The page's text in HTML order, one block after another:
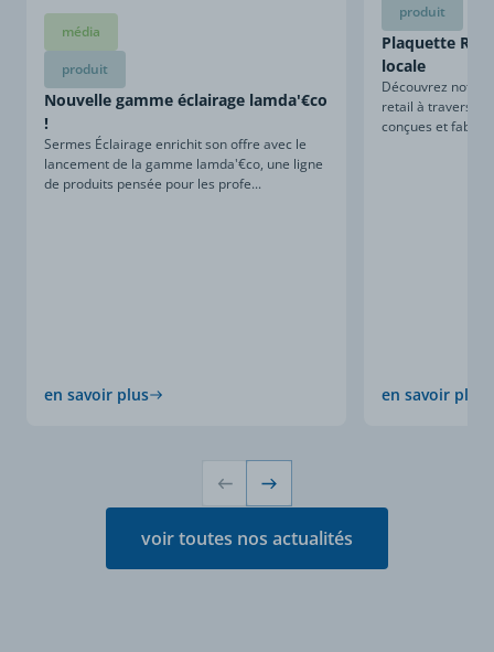
média
produit
Nouvelle gamme éclairage lamda'€co
!
Sermes Éclairage enrichit son offre avec le
lancement de la gamme lamda'€co, une ligne
de produits pensée pour les profe...
en savoir plus
produit
Plaquette
locale
Découvrez notre
retail à travers
conçues et
en savoir plus
voir toutes nos actualités